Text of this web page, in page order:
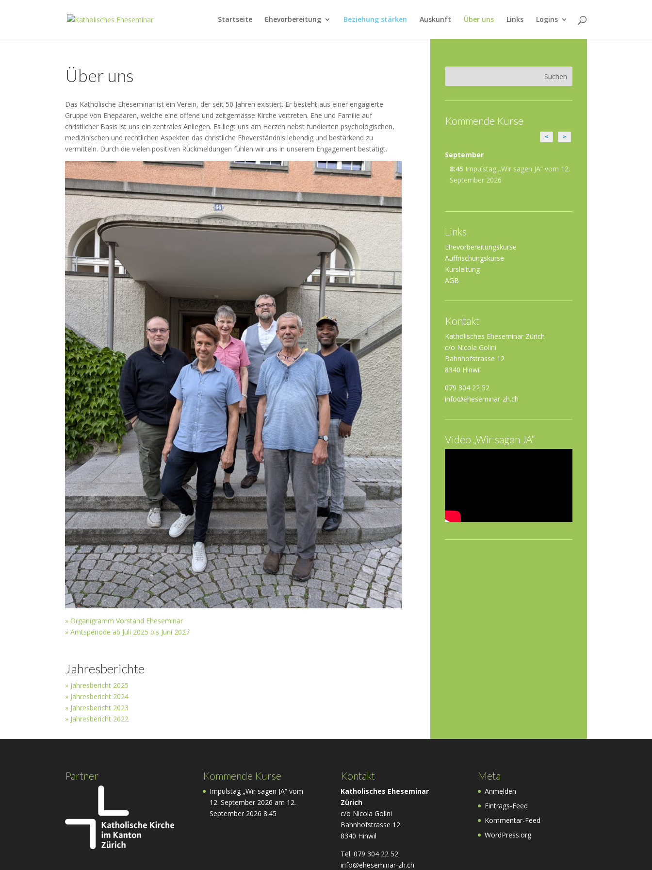
Startseite Ehevorbereitung Beziehung stärken Auskunft Über uns Links Logins
Über uns
Das Katholische Eheseminar ist ein Verein, der seit 50 Jahren existiert. Er besteht aus einer engagierte
Gruppe von Ehepaaren, welche eine offene und zeitgemässe Kirche vertreten. Ehe und Familie auf
christlicher Basis ist uns ein zentrales Anliegen. Es liegt uns am Herzen nebst fundierten psychologischen,
medizinischen und rechtlichen Aspekten das christliche Eheverständnis lebendig und bestärkend zu
vermitteln. Durch die vielen positiven Rückmeldungen fühlen wir uns in unserem Engagement bestätigt.
» Organigramm Vorstand Eheseminar
» Amtsperiode ab Juli 2025 bis Juni 2027
Jahresberichte
» Jahresbericht 2025
» Jahresbericht 2024
» Jahresbericht 2023
» Jahresbericht 2022
Kommende Kurse
< >
September
8:45 Impulstag „Wir sagen JA“ vom 12.
September 2026
Links
Ehevorbereitungskurse
Auffrischungskurse
Kursleitung
AGB
Kontakt
Katholisches Eheseminar Zürich
c/o Nicola Golini
Bahnhofstrasse 12
8340 Hinwil
079 304 22 52
info@eheseminar-zh.ch
Video „Wir sagen JA“
Partner Kommende Kurse
Impulstag „Wir sagen JA“ vom
12. September 2026 am 12.
September 2026 8:45
Kontakt
Katholisches Eheseminar
Zürich
c/o Nicola Golini
Bahnhofstrasse 12
8340 Hinwil
Tel. 079 304 22 52
info@eheseminar-zh.ch
Meta
Anmelden
Eintrags-Feed
Kommentar-Feed
WordPress.org